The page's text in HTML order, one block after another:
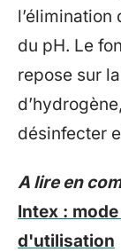
du pH. Le
repose sur
désinfecter
A lire en
Intex :
d'utilisation